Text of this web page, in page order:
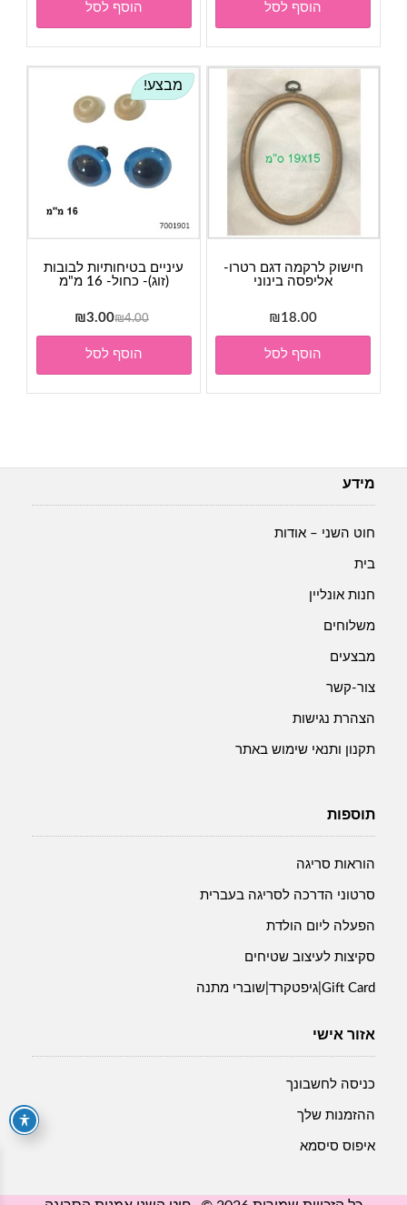
הוסף לסל הוסף לסל
חישוק לרקמה דגם רטרו-
אליפסה בינוני
₪18.00
הוסף לסל
מבצע!
עיניים בטיחותיות לבובות
(זוג)- כחול- 16 מ"מ
₪4.00
המחיר
המקורי
היה:
₪4.00.
₪3.00
המחיר
הנוכחי
₪3.00.
הוסף לסל
מידע
חוט השני – אודות
בית
חנות אונליין
משלוחים
מבצעים
צור-קשר
הצהרת נגישות
תקנון ותנאי שימוש באתר
תוספות
הוראות סריגה
סרטוני הדרכה לסריגה בעברית
הפעלה ליום הולדת
סקיצות לעיצוב שטיחים
Gift Card|גיפטקרד|שוברי מתנה
אזור אישי
כניסה לחשבונך
ההזמנות שלך
איפוס סיסמא